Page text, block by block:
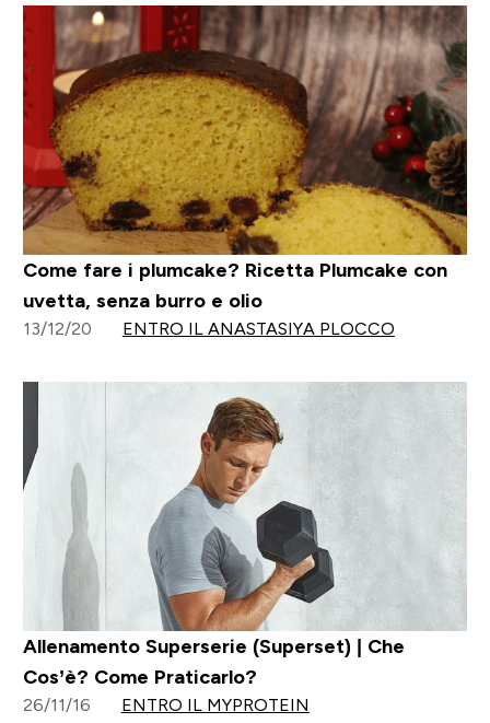
Come fare i plumcake? Ricetta Plumcake con
uvetta, senza burro e olio
13/12/20 ENTRO IL ANASTASIYA PLOCCO
Allenamento Superserie (Superset) | Che
Cos’è? Come Praticarlo?
26/11/16 ENTRO IL MYPROTEIN